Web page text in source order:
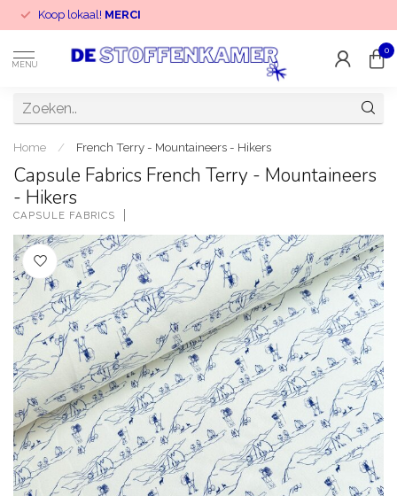
Koop lokaal! MERCI
MENU
0
Home / French Terry - Mountaineers - Hikers
Capsule Fabrics French Terry - Mountaineers
- Hikers
CAPSULE FABRICS